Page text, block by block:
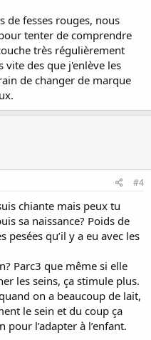
de fesses rouges, nous
tenter de comprendre
très régulièrement
des que j'enlève les
de changer de marque
#4
chiante mais peux tu
sa naissance? Poids de
pesées qu’il y a eu avec les
Parc3 que même si elle
les seins, ça stimule plus.
on a beaucoup de lait,
le sein et du coup ça
l’adapter à l’enfant.